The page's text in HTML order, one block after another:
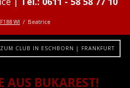
WI Beatrice
ZUM CLUB IN ESCHBORN | FRANKFURT
AUS BUKAREST!